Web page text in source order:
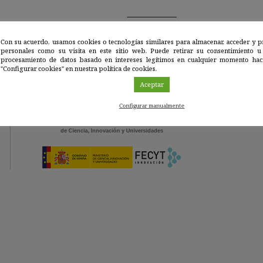
Anterior 1 2 3 4 Siguiente
de Ciencia, Innovación y Universidades
Con su acuerdo, usamos cookies o tecnologías similares para almacenar, acceder y
personales como su visita en este sitio web. Puede retirar su consentimiento
procesamiento de datos basado en intereses legítimos en cualquier momento
"Configurar cookies" en nuestra política de cookies.
Aceptar
Configurar manualmente